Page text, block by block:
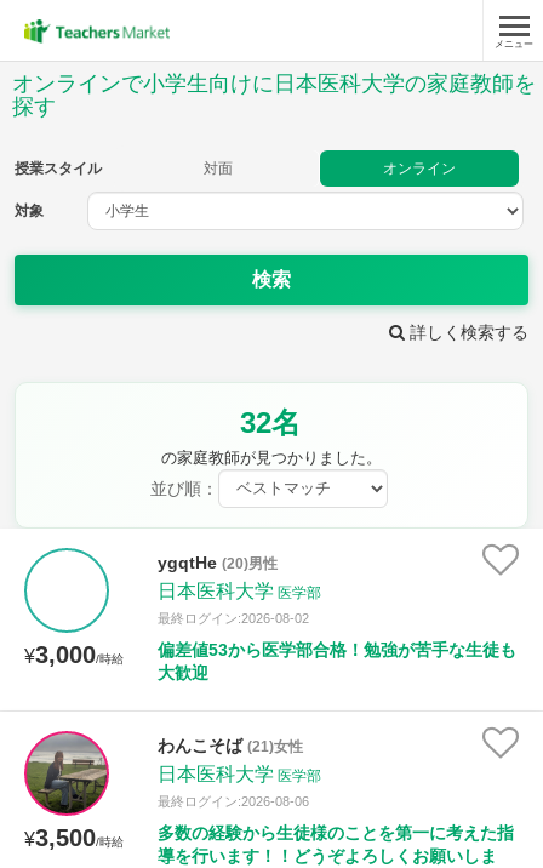
メニュー
オンラインで小学生向けに日本医科大学の家庭教師を
探す
授業スタイル 対面 オンライン
対象
検索
詳しく検索する
32名
の家庭教師が見つかりました。
並び順：
¥3,000/時給
ygqtHe (20)男性
日本医科大学 医学部
最終ログイン:2026-08-02
偏差値53から医学部合格！勉強が苦手な生徒も
大歓迎
¥3,500/時給
わんこそば (21)女性
日本医科大学 医学部
最終ログイン:2026-08-06
多数の経験から生徒様のことを第一に考えた指
導を行います！！どうぞよろしくお願いしま
対象
音楽
時給：¥1,000 ～ ¥10,000
授業可能日
月曜日 火曜日 水曜日
土曜日 日曜日
所属大学
年齢：18-101歳